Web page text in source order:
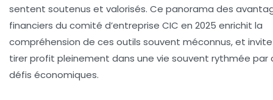
sentent soutenus et valorisés. Ce panorama des
financiers du comité d’entreprise CIC en 2025 enrichit la
compréhension de ces outils souvent méconnus, et
tirer profit pleinement dans une vie souvent rythmée par
défis économiques.